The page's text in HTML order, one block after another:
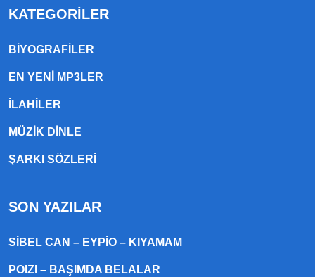
KATEGORILER
BIYOGRAFILER
EN YENI MP3LER
ILAHILER
MÜZIK DINLE
ŞARKI SÖZLERI
SON YAZILAR
SIBEL CAN – EYPIO – KIYAMAM
POIZI – BAŞIMDA BELALAR